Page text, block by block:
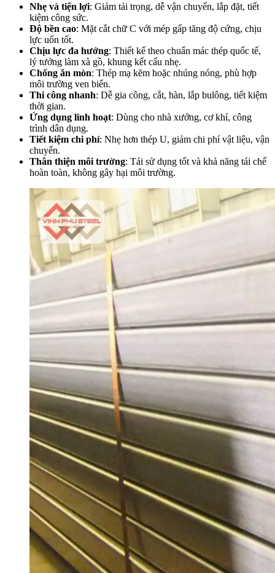
Nhẹ và tiện lợi: Giảm tải trọng, dễ vận chuyển, lắp đặt, tiết
kiệm công sức.
Độ bền cao: Mặt cắt chữ C với mép gấp tăng độ cứng, chịu
lực uốn tốt.
Chịu lực đa hướng: Thiết kế theo chuẩn mác thép quốc tế,
lý tưởng làm xà gồ, khung kết cấu nhẹ.
Chống ăn mòn: Thép mạ kẽm hoặc nhúng nóng, phù hợp
môi trường ven biển.
Thi công nhanh: Dễ gia công, cắt, hàn, lắp bulông, tiết kiệm
thời gian.
Ứng dụng linh hoạt: Dùng cho nhà xưởng, cơ khí, công
trình dân dụng.
Tiết kiệm chi phí: Nhẹ hơn thép U, giảm chi phí vật liệu, vận
chuyển.
Thân thiện môi trường: Tái sử dụng tốt và khả năng tái chế
hoàn toàn, không gây hại môi trường.